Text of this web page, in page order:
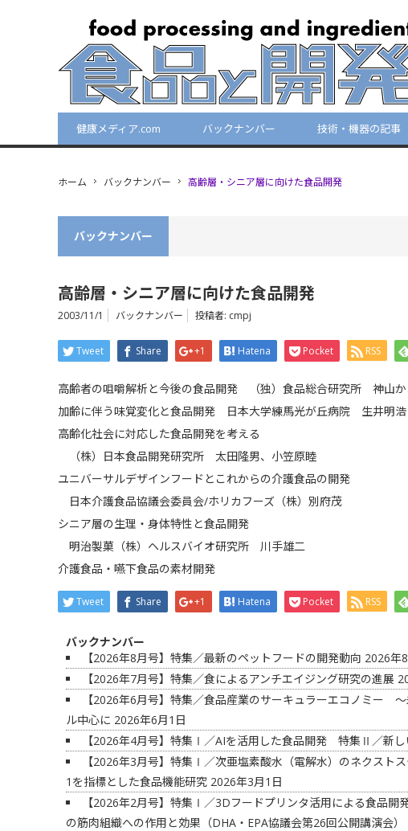
健康メディア.com バックナンバー 技術・機器の記事
ホーム バックナンバー 高齢層・シニア層に向けた食品開発
バックナンバー
高齢層・シニア層に向けた食品開発
2003/11/1 バックナンバー 投稿者: cmpj
Tweet Share +1 Hatena Pocket RSS
高齢者の咀嚼解析と今後の食品開発 （独）食品総合研究所 神山か
加齢に伴う味覚変化と食品開発 日本大学練馬光が丘病院 生井明浩
高齢化社会に対応した食品開発を考える
（株）日本食品開発研究所 太田隆男、小笠原睦
ユニバーサルデザインフードとこれからの介護食品の開発
日本介護食品協議会委員会/ホリカフーズ（株）別府茂
シニア層の生理・身体特性と食品開発
明治製菓（株）ヘルスバイオ研究所 川手雄二
介護食品・嚥下食品の素材開発
Tweet Share +1 Hatena Pocket RSS
バックナンバー
【2026年8月号】特集／最新のペットフードの開発動向 2026年
【2026年7月号】特集／食によるアンチエイジング研究の進展
【2026年6月号】特集／食品産業のサーキュラーエコノミー
ル中心に 2026年6月1日
【2026年4月号】特集Ⅰ／AIを活用した食品開発 特集Ⅱ／新し
【2026年3月号】特集Ⅰ／次亜塩素酸水（電解水）のネクス
1を指標とした食品機能研究 2026年3月1日
【2026年2月号】特集Ⅰ／3Dフードプリンタ活用による食品
の筋肉組織への作用と効果（DHA・EPA協議会第26回公開講演会）